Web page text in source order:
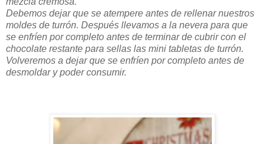
Debemos dejar que se atempere antes de rellenar nuestros
moldes de turrón. Después llevamos a la nevera para que
se enfríen por completo antes de terminar de cubrir con el
chocolate restante para sellas las mini tabletas de turrón.
Volveremos a dejar que se enfríen por completo antes de
desmoldar y poder consumir.